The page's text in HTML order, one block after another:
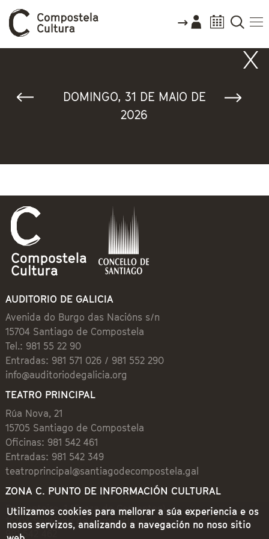
DOMINGO, 31 DE MAIO DE
2026
AUDITORIO DE GALICIA
Avenida do Burgo das Nacións s/n
15704 Santiago de Compostela
Tel.: 981 55 22 90
Entradas: 981 571 026 / 981 552 290
info@auditoriodegalicia.org
TEATRO PRINCIPAL
Rúa Nova, 21
15705 Santiago de Compostela
Oficinas: 981 542 461
Entradas: 981 542 349
teatroprincipal@santiagodecompostela.gal
ZONA C. PUNTO DE INFORMACIÓN CULTURAL
Preguntoiro, 1 (Praza de Cervantes)
15704 Santiago de Compostela
981 542 462
Utilizamos cookies para mellorar a súa experiencia e os
nosos servizos, analizando a navegación no noso sitio